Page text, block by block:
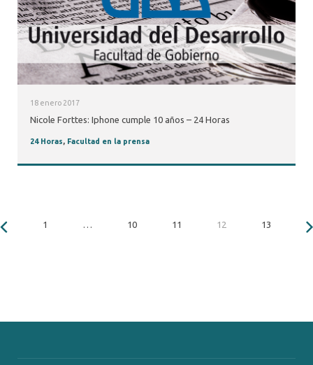
18 enero 2017
Nicole Forttes: Iphone cumple 10 años – 24 Horas
24 Horas, Facultad en la prensa
1 … 10 11 12 13